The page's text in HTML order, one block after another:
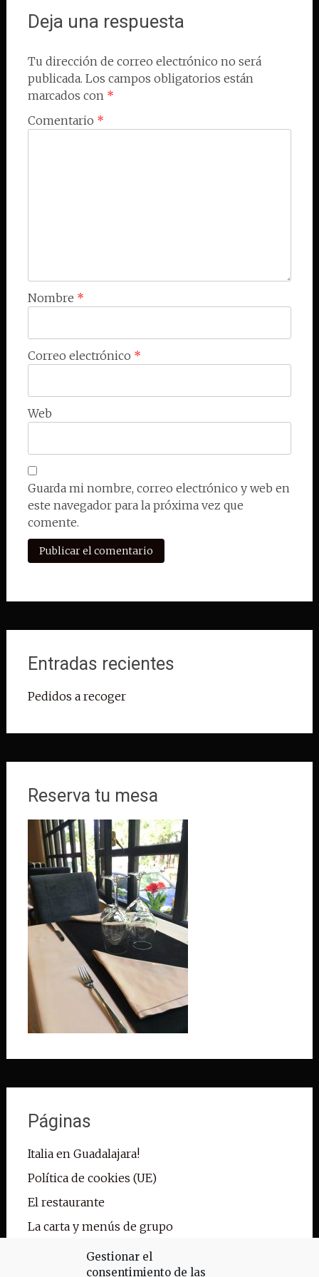
Gestionar el
consentimiento de las
Deja una respuesta
Tu dirección de correo electrónico no será
publicada. Los campos obligatorios están
marcados con *
Comentario *
Nombre *
Correo electrónico *
Web
Guarda mi nombre, correo electrónico y web en
este navegador para la próxima vez que
comente.
Entradas recientes
Pedidos a recoger
Reserva tu mesa
Páginas
Italia en Guadalajara!
Política de cookies (UE)
El restaurante
La carta y menús de grupo